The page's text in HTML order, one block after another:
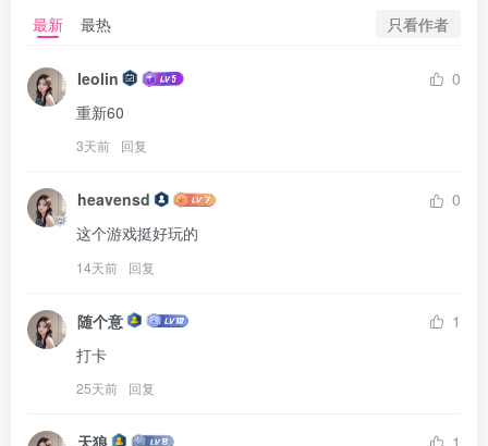
最新 最热 只看作者
leolin
0
重新60
3天前 回复
heavensd
0
这个游戏挺好玩的
14天前 回复
随个意
1
打卡
25天前 回复